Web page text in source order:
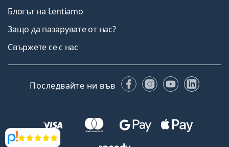
Прегледи
Блогът на Lentiamo
Защо да пазарувате от нас?
Свържете се с нас
Последвайте ни във FacebookInstagram
YouTube